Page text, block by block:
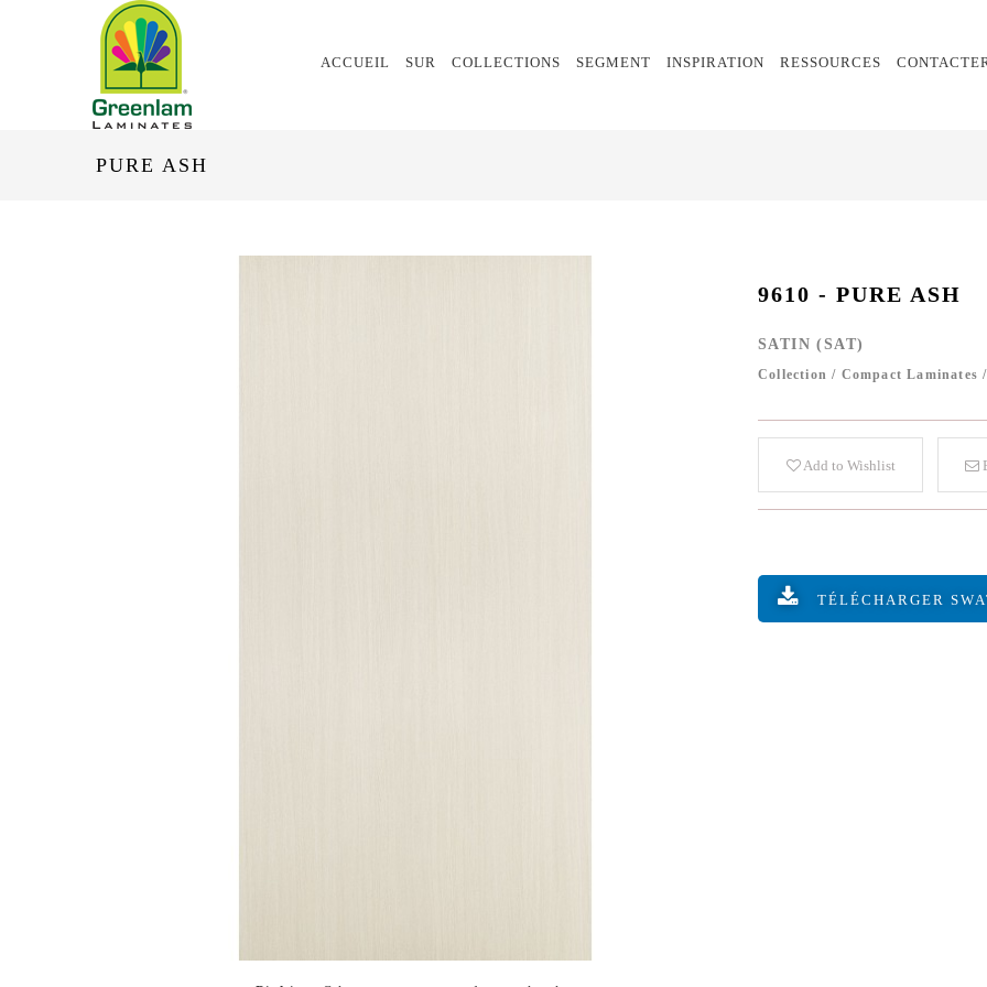
ACCUEIL SUR COLLECTIONS SEGMENT INSPIRATION RESSOURCES
PURE ASH
9610 - PURE ASH
SATIN (SAT)
Collection / Compact Laminates /
Add to Wishlist
TÉLÉCHARGER